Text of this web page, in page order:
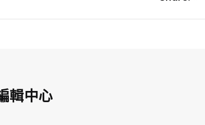
輯中心